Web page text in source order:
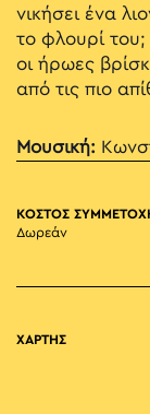
νικήσει ένα
το φλουρί
οι ήρωες
από τις πιο
Μουσική:
ΚΟΣΤΟΣ
Δωρεάν
ΧΑΡΤΗΣ